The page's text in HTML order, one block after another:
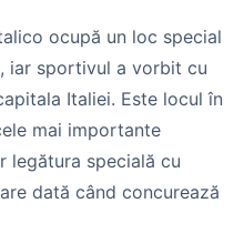
ocupă un loc special
iar sportivul a vorbit cu
Italiei. Este locul în
mai importante
legătura specială cu
dată când concurează